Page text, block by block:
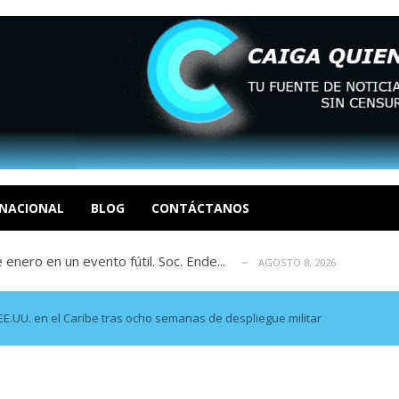
BLOG CONTÁCTANOS
R AGOSTO 8, 2026
Realpolitik y el Desmante... AGOSTO 8, 2026
García AGOSTO 7, 2026
en un evento fútil. Soc. Ende...
Luis Centeno S AGOSTO 8, 2026
R AGOSTO 8, 2026
Realpolitik y el Desmante... AGOSTO 8, 2026
García AGOSTO 7, 2026
en el Caribe tras ocho semanas de despliegue militar